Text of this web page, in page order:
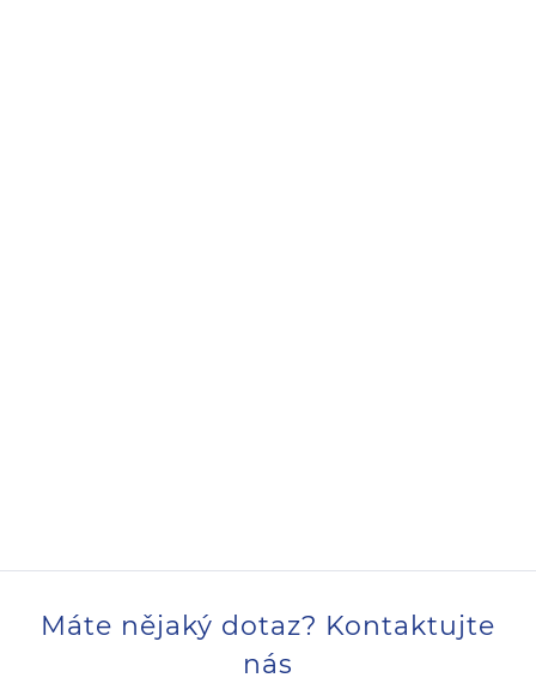
Máte nějaký dotaz? Kontaktujte
nás